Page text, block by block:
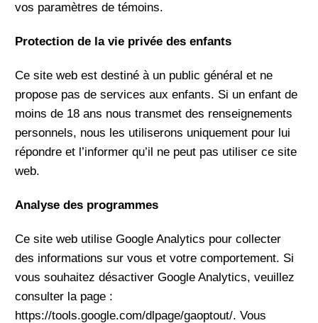
vos paramètres de témoins.
Protection de la vie privée des enfants
Ce site web est destiné à un public général et ne
propose pas de services aux enfants. Si un enfant de
moins de 18 ans nous transmet des renseignements
personnels, nous les utiliserons uniquement pour lui
répondre et l’informer qu’il ne peut pas utiliser ce site
web.
Analyse des programmes
Ce site web utilise Google Analytics pour collecter
des informations sur vous et votre comportement. Si
vous souhaitez désactiver Google Analytics, veuillez
consulter la page :
https://tools.google.com/dlpage/gaoptout/. Vous